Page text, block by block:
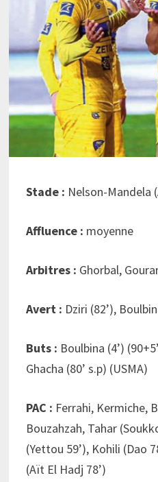
Stade : Nelson-Mandela
Affluence : moyenne
Arbitres : Ghorbal,
Avert : Dziri (82’),
Buts : Boulbina (4’)
Ghacha (80’ s.p) (USMA)
PAC : Ferrahi, Kermiche,
Bouzahzah, Tahar
(Yettou 59’), Kohili (Dao
(Aït El Hadj 78’)